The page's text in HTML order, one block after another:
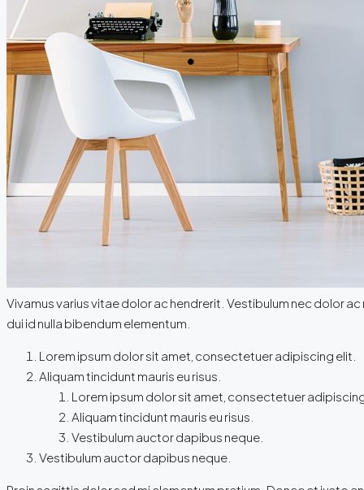
Vivamus varius vitae dolor ac hendrerit. Vestibulum nec dolor
dui id nulla bibendum elementum.
Lorem ipsum dolor sit amet, consectetuer adipiscing elit.
Aliquam tincidunt mauris eu risus.
Lorem ipsum dolor sit amet, consectetuer
Aliquam tincidunt mauris eu risus.
Vestibulum auctor dapibus neque.
Vestibulum auctor dapibus neque.